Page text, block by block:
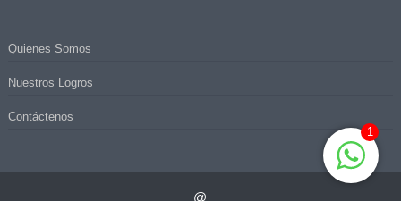
Quienes Somos
Nuestros Logros
Contáctenos
@
1